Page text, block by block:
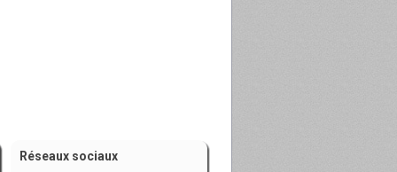
Réseaux sociaux